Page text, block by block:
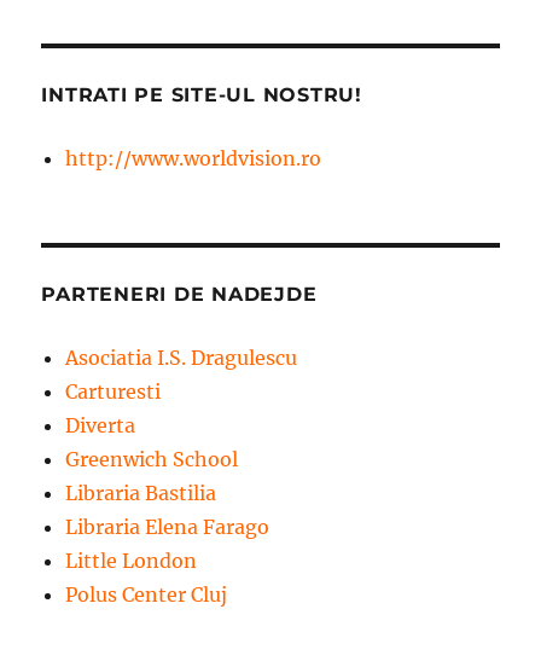
INTRATI PE SITE-UL NOSTRU!
http://www.worldvision.ro
PARTENERI DE NADEJDE
Asociatia I.S. Dragulescu
Carturesti
Diverta
Greenwich School
Libraria Bastilia
Libraria Elena Farago
Little London
Polus Center Cluj